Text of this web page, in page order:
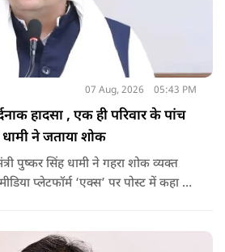
07 Aug, 2026 05:43 PM
हादसा , एक ही परिवार के पांच
ने जताया शोक
पुष्कर सिंह धामी ने गहरा शोक व्यक्त
प्लेटफॉर्म ‘एक्स’ पर पोस्ट में कहा कि
को आवश्यकता पड़ने पर एयरलिफ्ट कर